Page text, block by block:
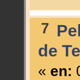
7
de
« en: